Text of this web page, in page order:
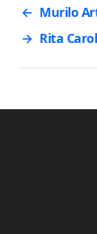
← Murilo
→ Rita